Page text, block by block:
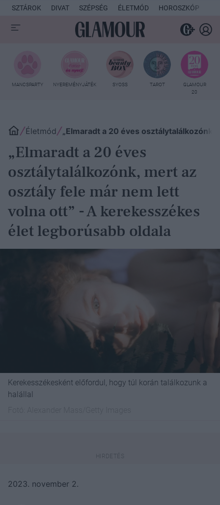
SZTÁROK DIVAT SZÉPSÉG ÉLETMÓD HOROSZKÓP
MANCSPARTY NYEREMÉNYJÁTÉK SYOSS TAROT
GLAMOUR
20
Életmód „Elmaradt a 20 éves
„Elmaradt a 20 éves
osztálytalálkozónk, mert az
osztály fele már nem lett
volna ott” - A kerekesszékes
élet legborúsabb oldala
Kerekesszékesként előfordul, hogy túl korán találkozunk a
halállal
2023. november 2.